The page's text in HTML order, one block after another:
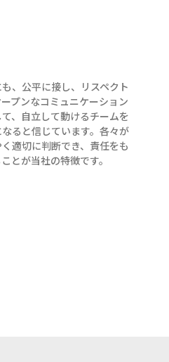
、公平に接し、リスペクト
プンなコミュニケーション
、自立して動けるチームを
ると信じています。各々が
適切に判断でき、責任をも
とが当社の特徴です。